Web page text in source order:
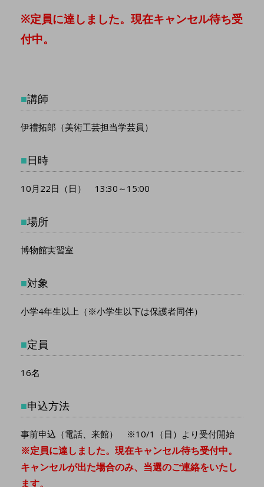
※定員に達しました。現在キャンセル待ち受
付中。
■講師
伊禮拓郎（美術工芸担当学芸員）
■日時
10月22日（日） 13:30～15:00
■場所
博物館実習室
■対象
小学4年生以上（※小学生以下は保護者同伴）
■定員
16名
■申込方法
事前申込（電話、来館） ※10/1（日）より受付開始
※定員に達しました。現在キャンセル待ち受付中。
キャンセルが出た場合のみ、当選のご連絡をいたし
ます。